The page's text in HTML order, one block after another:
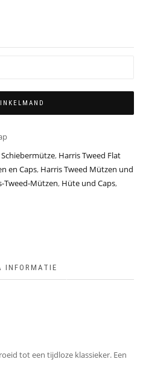
Schiebermütze, Harris Tweed Flat
en Caps, Harris Tweed Mützen und
Tweed-Mützen, Hüte und Caps,
INFORMATIE
tot een tijdloze klassieker. Een